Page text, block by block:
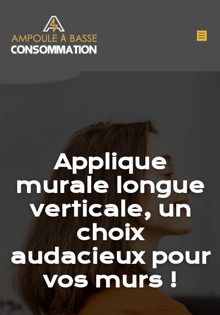
Applique
murale longue
verticale, un
choix
audacieux pour
vos murs !